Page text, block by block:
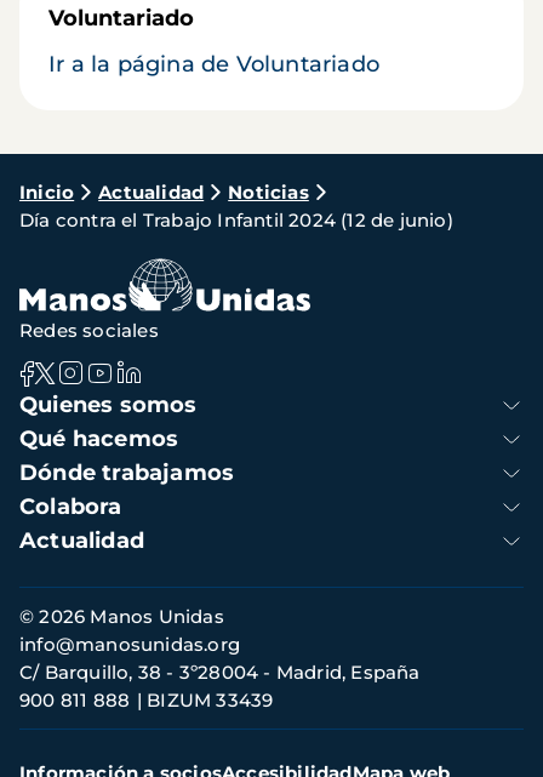
Voluntariado
Ir a la página de Voluntariado
Ruta
de
navegación
Inicio Actualidad
Noticias
Día contra el Trabajo Infantil 2024 (12 de junio)
Navegación
principal
Quienes somos
Qué hacemos
Dónde trabajamos
Colabora
Actualidad
Redes sociales
Información
de
contacto
© 2026 Manos Unidas
C/ Barquillo, 38 - 3º28004 - Madrid, España
900 811 888
BIZUM 33439
info@manosunidas.org
Menú